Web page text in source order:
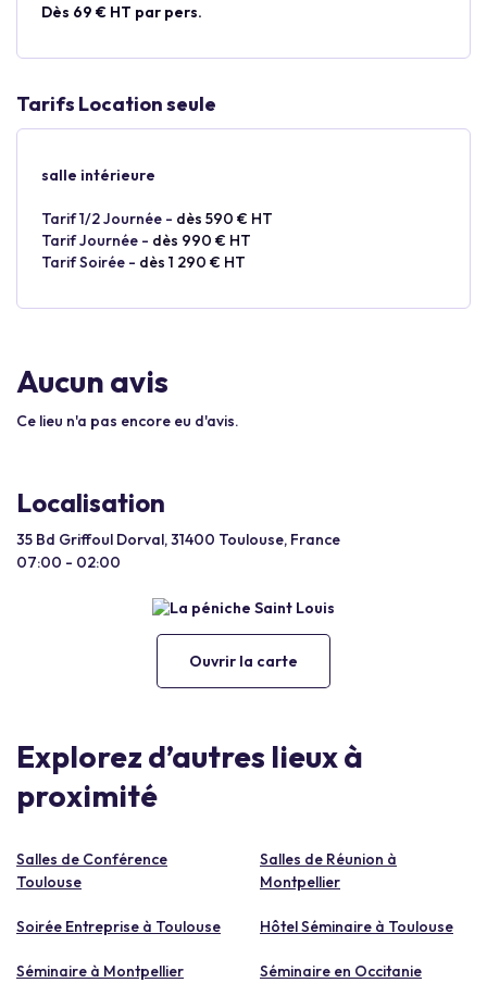
Dès 69 € HT par pers.
Tarifs Location seule
salle intérieure
Tarif 1/2 Journée - dès 590 € HT
Tarif Journée - dès 990 € HT
Tarif Soirée - dès 1 290 € HT
Aucun avis
Ce lieu n'a pas encore eu d'avis.
Localisation
35 Bd Griffoul Dorval, 31400 Toulouse, France
07:00 - 02:00
Ouvrir la carte
Explorez d’autres lieux à
proximité
Salles de Conférence
Toulouse
Salles de Réunion à
Montpellier
Soirée Entreprise à Toulouse Hôtel Séminaire à Toulouse
Séminaire à Montpellier Séminaire en Occitanie